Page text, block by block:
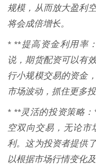
规模，从而放大盈利
将会成倍增长。
* **提高资金利用率
说，期货配资可以有
行小规模交易的资金
市场波动，抓住更多投
* **灵活的投资策略
空双向交易，无论
利。这为投资者提供
以根据市场行情变化及